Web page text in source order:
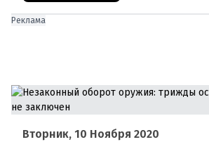
Реклама
Вторник, 10 Ноября 2020